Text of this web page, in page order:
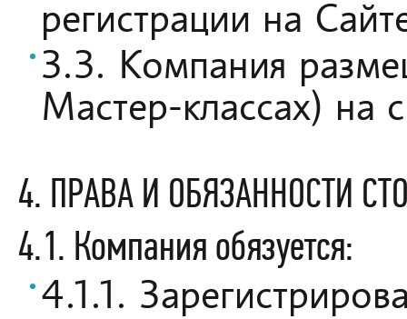
регистрации на
3.3. Компания
Мастер-классах) на
4. ПРАВА И ОБЯЗАННОСТИ
4.1. Компания обязуется:
4.1.1.